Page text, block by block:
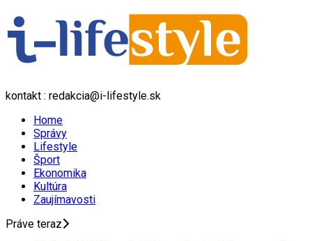
kontakt : redakcia@i-lifestyle.sk
Home
Správy
Lifestyle
Šport
Ekonomika
Kultúra
Zaujímavosti
Práve teraz